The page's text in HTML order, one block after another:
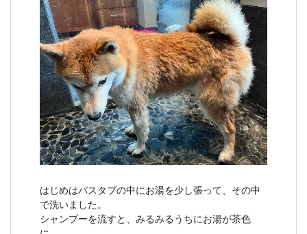
はじめはバスタブの中にお湯を少し張って、その中
で洗いました。
シャンプーを流すと、みるみるうちにお湯が茶色